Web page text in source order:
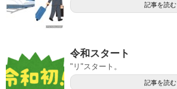
記事を読む
令和スタート
"リ"スタート。
記事を読む